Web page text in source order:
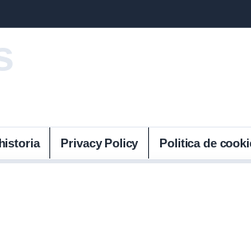
Privacy Policy Politica de